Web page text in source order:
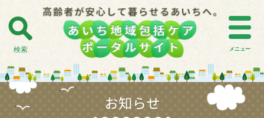
検索 メニュー